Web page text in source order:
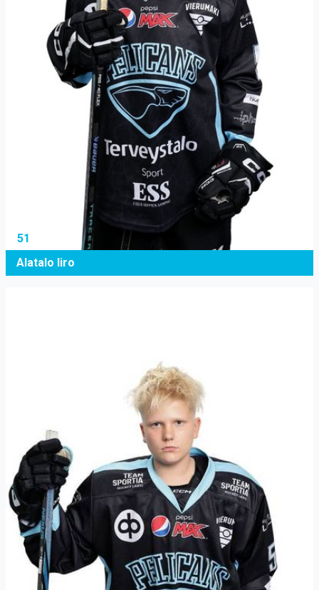
51
Alatalo Iiro